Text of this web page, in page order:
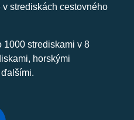
strediskách cestovného
1000 strediskami v 8
horskými